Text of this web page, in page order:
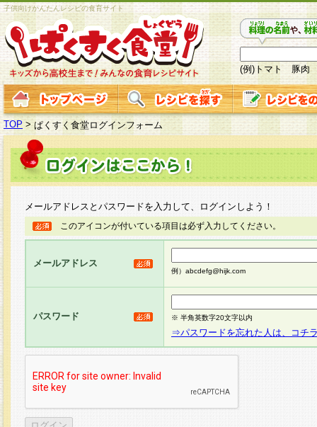
子供向けかんたんレシピの食育サイト
(例)トマト 豚肉
TOP > ぱくすく食堂ログインフォーム
メールアドレスとパスワードを入力して、ログインしよう！
このアイコンが付いている項目は必ず入力してください。
メールアドレス
例）abcdefg@hijk.com
パスワード ※ 半角英数字20文字以内
⇒パスワードを忘れた人は、コチ